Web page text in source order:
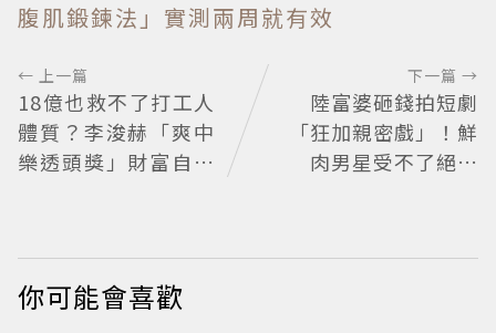
腹肌鍛鍊法」實測兩周就有效
← 上一篇
18億也救不了打工人
體質？李浚赫「爽中
樂透頭獎」財富自由
下一篇 →
陸富婆砸錢拍短劇
「狂加親密戲」！鮮
肉男星受不了絕望
你可能會喜歡